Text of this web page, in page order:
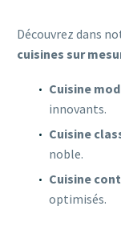
Découvrez dans
cuisines sur
Cuisine
innovants.
Cuisine
noble.
Cuisine
optimisés.